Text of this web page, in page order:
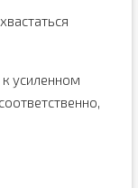
усиленном